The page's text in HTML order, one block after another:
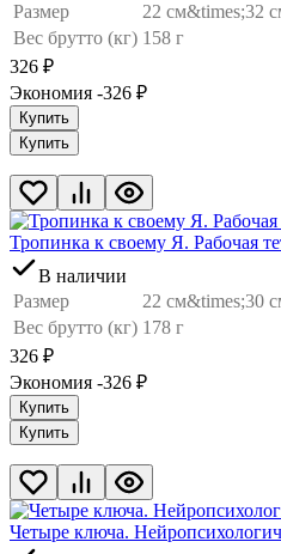
Размер
22 см&times;32
Вес брутто (кг) 158 г
326 ₽
Экономия -326 ₽
Купить
Купить
Тропинка к своему Я. Рабочая
В наличии
Размер
22 см&times;30
Вес брутто (кг) 178 г
326 ₽
Экономия -326 ₽
Купить
Купить
Четыре ключа.